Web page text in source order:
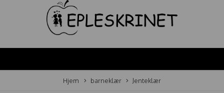
Hjem barneklær Jenteklær